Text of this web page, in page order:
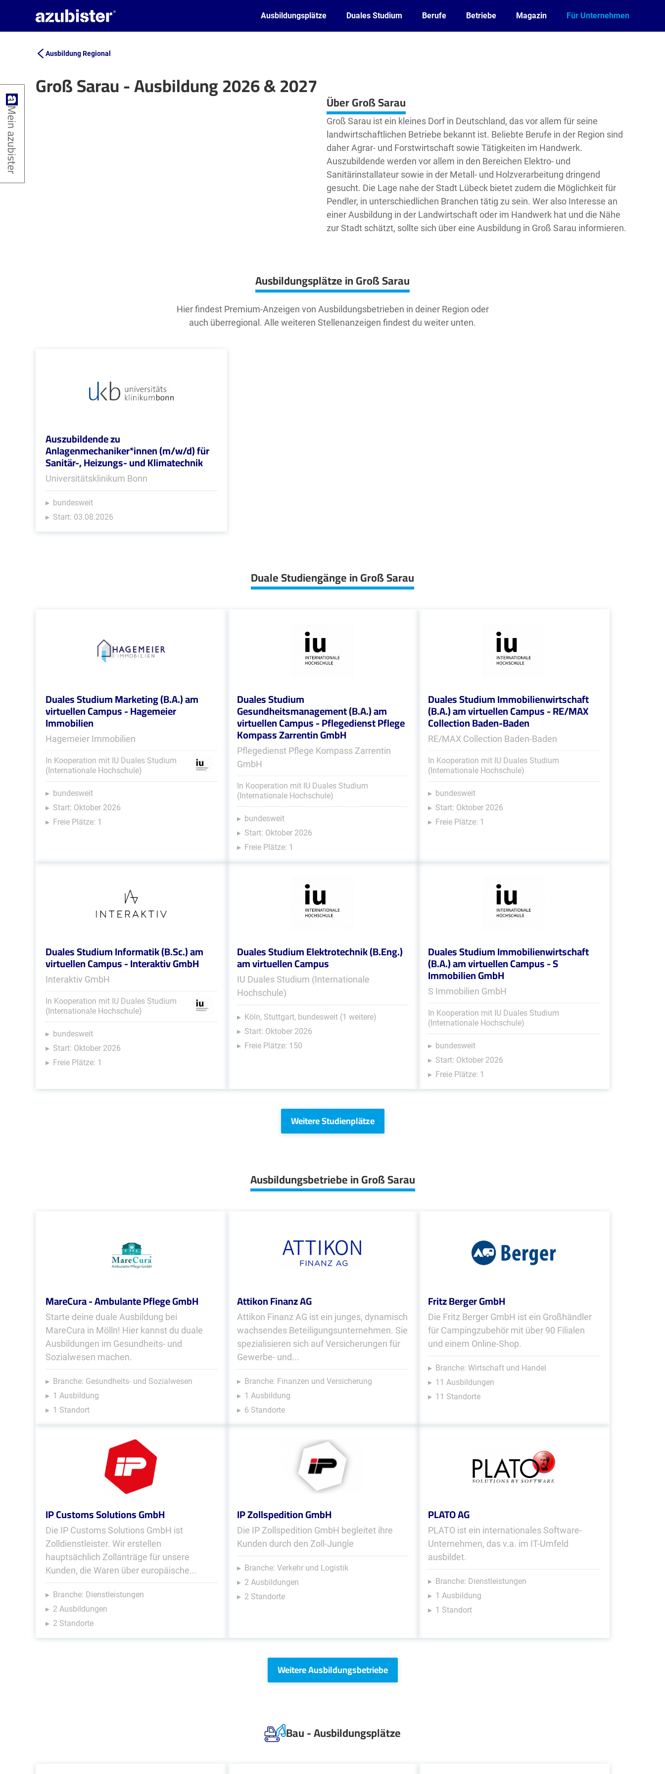
Ausbildungsplätze Duales Studium Berufe Betriebe Magazin Für Unternehmen
Ausbildung Regional
Groß Sarau - Ausbildung 2026 & 2027
Leaflet| ©OpenStreetMap2contributors Über Groß Sarau
Groß Sarau ist ein kleines Dorf in Deutschland, das vor allem für seine
landwirtschaftlichen Betriebe bekannt ist. Beliebte Berufe in der Region sind
daher Agrar- und Forstwirtschaft sowie Tätigkeiten im Handwerk.
Auszubildende werden vor allem in den Bereichen Elektro- und
Sanitärinstallateur sowie in der Metall- und Holzverarbeitung dringend
gesucht. Die Lage nahe der Stadt Lübeck bietet zudem die Möglichkeit für
Pendler, in unterschiedlichen Branchen tätig zu sein. Wer also Interesse an
einer Ausbildung in der Landwirtschaft oder im Handwerk hat und die Nähe
zur Stadt schätzt, sollte sich über eine Ausbildung in Groß Sarau informieren.
Ausbildungsplätze in Groß Sarau
Hier findest Premium-Anzeigen von Ausbildungsbetrieben in deiner Region oder
auch überregional. Alle weiteren Stellenanzeigen findest du weiter unten.
Auszubildende zu
Anlagenmechaniker*innen (m/w/d) für
Sanitär-, Heizungs- und Klimatechnik
Universitätsklinikum Bonn
bundesweit
Start: 03.08.2026
Duale Studiengänge in Groß Sarau
Duales Studium Marketing (B.A.) am
virtuellen Campus - Hagemeier
Immobilien
Hagemeier Immobilien
In Kooperation mit IU Duales Studium
(Internationale Hochschule)
bundesweit
Start: Oktober 2026
Freie Plätze: 1
Duales Studium
Gesundheitsmanagement (B.A.) am
virtuellen Campus - Pflegedienst Pflege
Kompass Zarrentin GmbH
Pflegedienst Pflege Kompass Zarrentin
GmbH
In Kooperation mit IU Duales Studium
(Internationale Hochschule)
bundesweit
Start: Oktober 2026
Freie Plätze: 1
Duales Studium Immobilienwirtschaft
(B.A.) am virtuellen Campus - RE/MAX
Collection Baden-Baden
RE/MAX Collection Baden-Baden
In Kooperation mit IU Duales Studium
(Internationale Hochschule)
bundesweit
Start: Oktober 2026
Freie Plätze: 1
Duales Studium Informatik (B.Sc.) am
virtuellen Campus - Interaktiv GmbH
Interaktiv GmbH
In Kooperation mit IU Duales Studium
(Internationale Hochschule)
bundesweit
Start: Oktober 2026
Freie Plätze: 1
Duales Studium Elektrotechnik (B.Eng.)
am virtuellen Campus
IU Duales Studium (Internationale
Hochschule)
Köln, Stuttgart, bundesweit (1 weitere)
Start: Oktober 2026
Freie Plätze: 150
Duales Studium Immobilienwirtschaft
(B.A.) am virtuellen Campus - S
Immobilien GmbH
S Immobilien GmbH
In Kooperation mit IU Duales Studium
(Internationale Hochschule)
bundesweit
Start: Oktober 2026
Freie Plätze: 1
Weitere Studienplätze
Ausbildungsbetriebe in Groß Sarau
MareCura - Ambulante Pflege GmbH
Starte deine duale Ausbildung bei
MareCura in Mölln! Hier kannst du duale
Ausbildungen im Gesundheits- und
Sozialwesen machen.
Branche: Gesundheits- und Sozialwesen
1 Ausbildung
1 Standort
Attikon Finanz AG
Attikon Finanz AG ist ein junges, dynamisch
wachsendes Beteiligungsunternehmen. Sie
spezialisieren sich auf Versicherungen für
Gewerbe- und...
Branche: Finanzen und Versicherung
1 Ausbildung
6 Standorte
Fritz Berger GmbH
Die Fritz Berger GmbH ist ein Großhändler
für Campingzubehör mit über 90 Filialen
und einem Online-Shop.
Branche: Wirtschaft und Handel
11 Ausbildungen
11 Standorte
IP Customs Solutions GmbH
Die IP Customs Solutions GmbH ist
Zolldienstleister. Wir erstellen
hauptsächlich Zollanträge für unsere
Kunden, die Waren über europäische...
Branche: Dienstleistungen
2 Ausbildungen
2 Standorte
IP Zollspedition GmbH
Die IP Zollspedition GmbH begleitet ihre
Kunden durch den Zoll-Jungle
Branche: Verkehr und Logistik
2 Ausbildungen
2 Standorte
PLATO AG
PLATO ist ein internationales Software-
Unternehmen, das v.a. im IT-Umfeld
ausbildet.
Branche: Dienstleistungen
1 Ausbildung
1 Standort
Weitere Ausbildungsbetriebe
Bau - Ausbildungsplätze
Mein azubister